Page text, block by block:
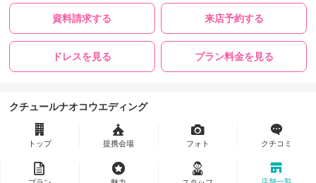
資料請求する 来店予約する
ドレスを見る プラン料金を見る
クチュールナオコウエディング
トップ 提携会場 フォト クチコミ